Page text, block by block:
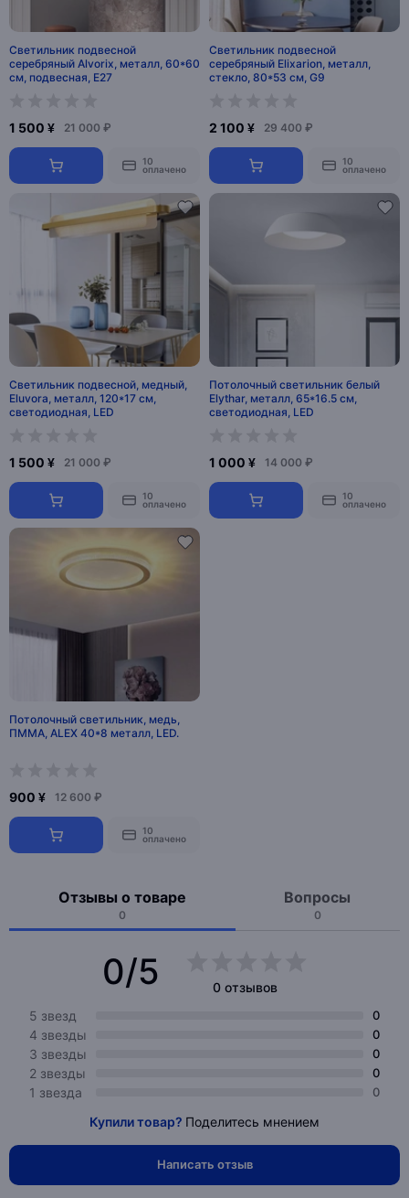
Светильник подвесной
серебряный Alvorix, металл, 60*60
см, подвесная, Е27
1 500 ¥ 21 000 ₽
10
оплачено
Светильник подвесной
серебряный Elixarion, металл,
стекло, 80*53 см, G9
2 100 ¥ 29 400 ₽
10
оплачено
Светильник подвесной, медный,
Eluvora, металл, 120*17 см,
светодиодная, LED
1 500 ¥ 21 000 ₽
10
оплачено
Потолочный светильник белый
Elythar, металл, 65*16.5 см,
светодиодная, LED
1 000 ¥ 14 000 ₽
10
оплачено
Потолочный светильник, медь,
ПММА, ALEX 40*8 металл, LED.
900 ¥ 12 600 ₽
10
оплачено
Отзывы о товаре
0
Вопросы
0
0/5
0 отзывов
5 звезд
0
4 звезды 0
3 звезды 0
2 звезды 0
1 звезда 0
Купили товар? Поделитесь мнением
Написать отзыв